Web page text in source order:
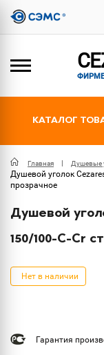
КАТАЛОГ
Главная Душевые
Душевой уголок
прозрачное
Душевой
150/100-C-Cr
Нет в наличии
Гарантия